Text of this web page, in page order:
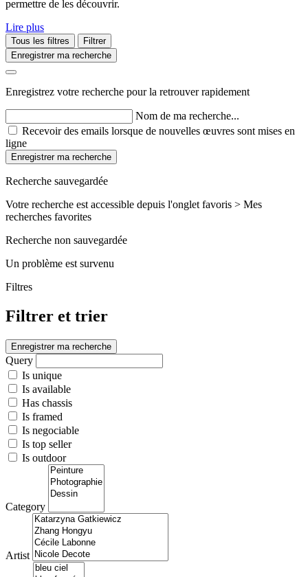
permettre de les découvrir.
Lire plus
Tous les filtres
Filtrer
Enregistrer ma recherche
Enregistrez votre recherche pour la retrouver rapidement
Nom de ma recherche...
Recevoir des emails lorsque de nouvelles œuvres sont mises en
ligne
Enregistrer ma recherche
Recherche sauvegardée
Votre recherche est accessible depuis l'onglet favoris > Mes
recherches favorites
Recherche non sauvegardée
Un problème est survenu
Filtres
Filtrer et trier
Enregistrer ma recherche
Query
Is unique
Is available
Has chassis
Is framed
Is negociable
Is top seller
Is outdoor
Category
Artist